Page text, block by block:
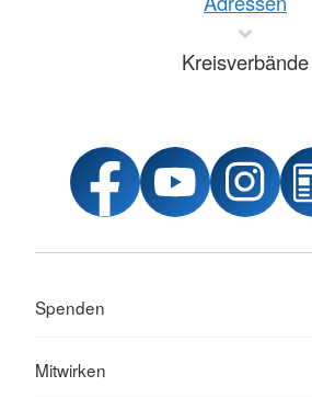
Kreisverbände
Spenden
Mitwirken